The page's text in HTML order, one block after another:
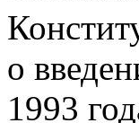
о
1993